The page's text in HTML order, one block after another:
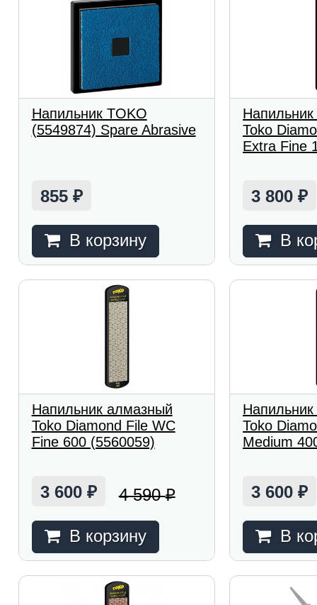
Напильник TOKO
(5549874) Spare Abrasive
855 ₽
В корзину
Toko
Extra Fine
3 800₽
В
Напильник алмазный
Toko Diamond File WC
Fine 600 (5560059)
3 600 ₽ 4 590₽
В корзину
Toko
Medium
3 600₽
В